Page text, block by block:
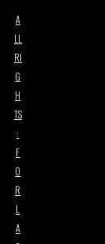
A
LL
RI
G
H
TS
:
F
O
R
L
A